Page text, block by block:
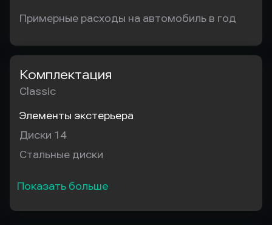
Примерные расходы на автомобиль в год
Комплектация
Classic
Элементы экстерьера
Диски 14
Стальные диски
Показать больше